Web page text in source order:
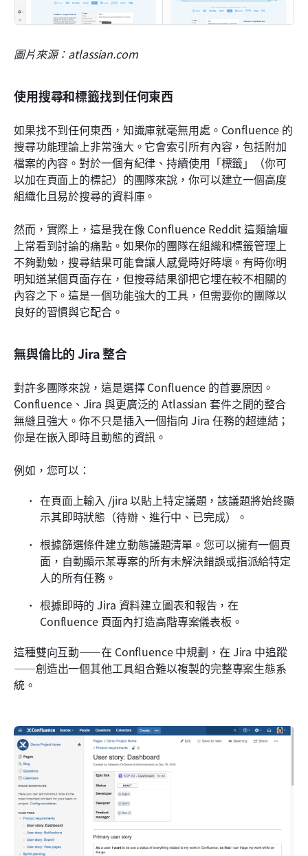
圖片來源：atlassian.com
使用搜尋和標籤找到任何東西
如果找不到任何東西，知識庫就毫無用處。Confluence 的
搜尋功能理論上非常強大。它會索引所有內容，包括附加
檔案的內容。對於一個有紀律、持續使用「標籤」（你可
以加在頁面上的標記）的團隊來說，你可以建立一個高度
組織化且易於搜尋的資料庫。
然而，實際上，這是我在像 Confluence Reddit 這類論壇
上常看到討論的痛點。如果你的團隊在組織和標籤管理上
不夠勤勉，搜尋結果可能會讓人感覺時好時壞。有時你明
明知道某個頁面存在，但搜尋結果卻把它埋在較不相關的
內容之下。這是一個功能強大的工具，但需要你的團隊以
良好的習慣與它配合。
無與倫比的 Jira 整合
對許多團隊來說，這是選擇 Confluence 的首要原因。
Confluence、Jira 與更廣泛的 Atlassian 套件之間的整合
無縫且強大。你不只是插入一個指向 Jira 任務的超連結；
你是在嵌入即時且動態的資訊。
例如，您可以：
在頁面上輸入 /jira 以貼上特定議題，該議題將始終顯
示其即時狀態（待辦、進行中、已完成）。
根據篩選條件建立動態議題清單。您可以擁有一個頁
面，自動顯示某專案的所有未解決錯誤或指派給特定
人的所有任務。
根據即時的 Jira 資料建立圖表和報告，在
Confluence 頁面內打造高階專案儀表板。
這種雙向互動——在 Confluence 中規劃，在 Jira 中追蹤
——創造出一個其他工具組合難以複製的完整專案生態系
統。